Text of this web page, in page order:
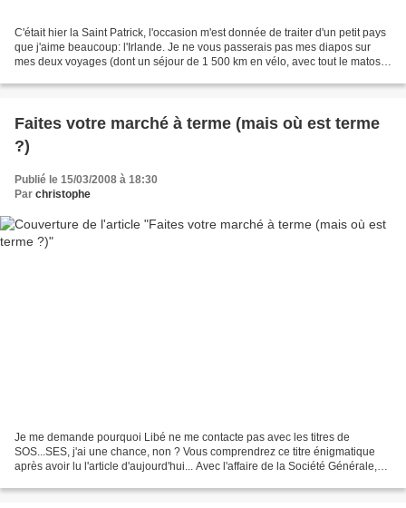
C'était hier la Saint Patrick, l'occasion m'est donnée de traiter d'un petit pays
que j'aime beaucoup: l'Irlande. Je ne vous passerais pas mes diapos sur
mes deux voyages (dont un séjour de 1 500 km en vélo, avec tout le matos
Faites votre marché à terme (mais où est terme
?)
Publié le 15/03/2008 à 18:30
Par christophe
Je me demande pourquoi Libé ne me contacte pas avec les titres de
SOS...SES, j'ai une chance, non ? Vous comprendrez ce titre énigmatique
après avoir lu l'article d'aujourd'hui... Avec l'affaire de la Société Générale,